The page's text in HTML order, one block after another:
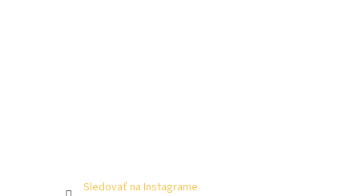
Sledovať na Instagrame